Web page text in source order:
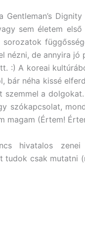
sem életem
nézni, de annyira jó
:) A koreai
bár néha kissé
szemmel a
szókapcsolat,
magam (Értem!
hivatalos
tudok csak mutatni